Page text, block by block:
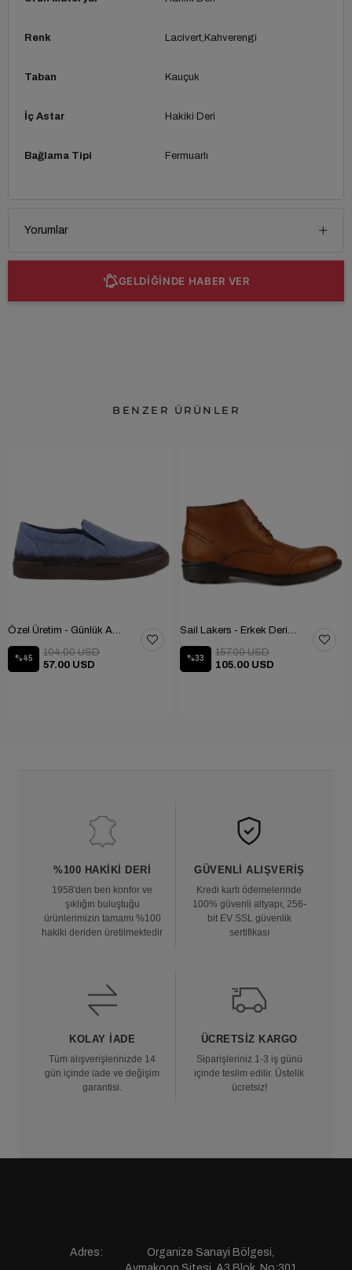
Renk Lacivert Kahverengi
Taban Kauçuk
İç Astar Hakiki Deri
Bağlama Tipi Fermuarlı
Yorumlar
GELDİĞİNDE HABER VER
BENZER ÜRÜNLER
%45
57.00 USD
104.00 USD
%33
105.00 USD
157.00 USD
%100 HAKIKI DERI
1958'den beri konfor ve
şıklığın buluştuğu
ürünlerimizin tamamı %100
hakiki deriden üretilmektedir
GÜVENLI ALIŞVERIŞ
Kredi kartı ödemelerinde
100% güvenli altyapı, 256-
bit EV SSL güvenlik
sertifikası
KOLAY İADE
Tüm alışverişlerinizde 14
gün içinde iade ve değişim
garantisi.
ÜCRETSIZ KARGO
Siparişleriniz 1-3 iş günü
içinde teslim edilir. Üstelik
ücretsiz!
Adres:
Organize Sanayi Bölgesi,